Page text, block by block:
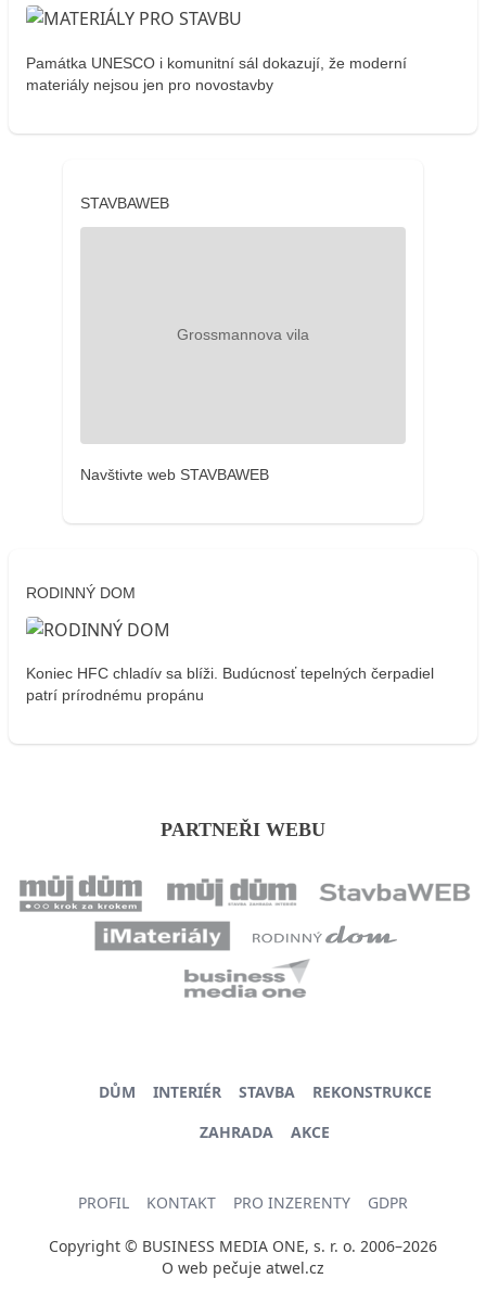
Památka UNESCO i komunitní sál dokazují, že moderní
materiály nejsou jen pro novostavby
STAVBAWEB
Navštivte web STAVBAWEB
RODINNÝ DOM
Koniec HFC chladív sa blíži. Budúcnosť tepelných čerpadiel
patrí prírodnému propánu
PARTNEŘI WEBU
DŮM INTERIÉR STAVBA
REKONSTRUKCE
ZAHRADA
AKCE
PROFIL KONTAKT PRO INZERENTY GDPR
Copyright © BUSINESS MEDIA ONE, s. r. o. 2006–2026